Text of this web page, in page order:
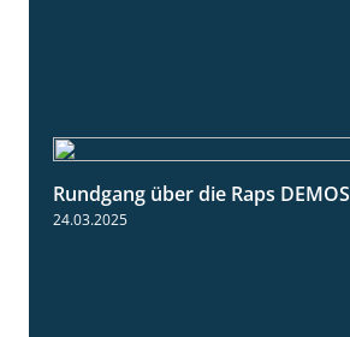
Rundgang über die Raps DEMOS
24.03.2025